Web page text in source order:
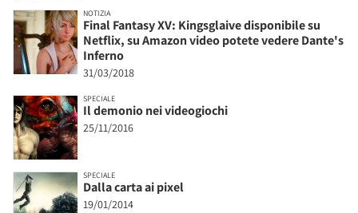
NOTIZIA
Final Fantasy XV: Kingsglaive disponibile su
Netflix, su Amazon video potete vedere Dante's
Inferno
31/03/2018
SPECIALE
Il demonio nei videogiochi
25/11/2016
SPECIALE
Dalla carta ai pixel
19/01/2014